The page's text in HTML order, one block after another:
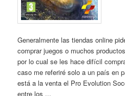
Generalmente las tiendas online
comprar juegos o muchos
por lo cual se les hace difícil
caso me referiré solo a un país en
está a la venta el Pro Evolution
entre los ...